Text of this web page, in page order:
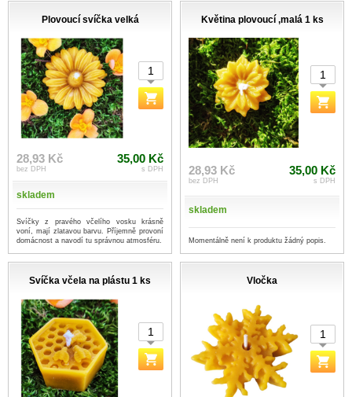
Plovoucí svíčka velká
28,93 Kč
bez DPH
35,00 Kč
s DPH
skladem
Svíčky z pravého včelího vosku krásně
voní, mají zlatavou barvu. Příjemně provoní
domácnost a navodí tu správnou atmosféru.
Květina plovoucí ,malá 1 ks
28,93 Kč
bez DPH
35,00 Kč
s DPH
skladem
Momentálně není k produktu žádný popis.
Svíčka včela na plástu 1 ks Vločka